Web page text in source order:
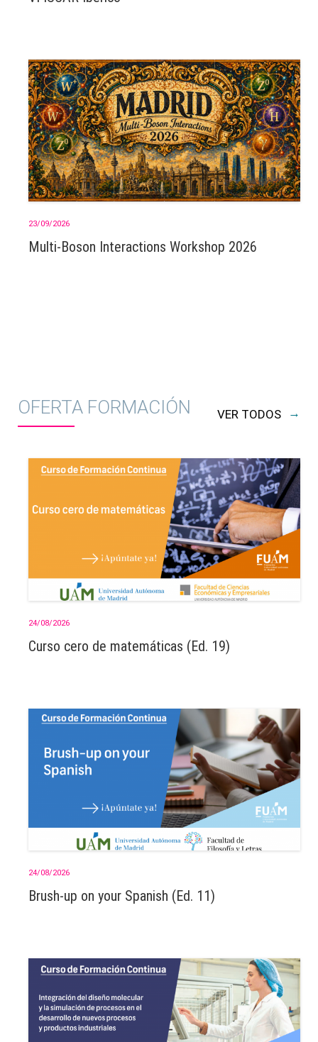
23/09/2026
Multi-Boson Interactions Workshop 2026
VER TODOS →
OFERTA FORMACIÓN
24/08/2026
Curso cero de matemáticas (Ed. 19)
24/08/2026
Brush-up on your Spanish (Ed. 11)